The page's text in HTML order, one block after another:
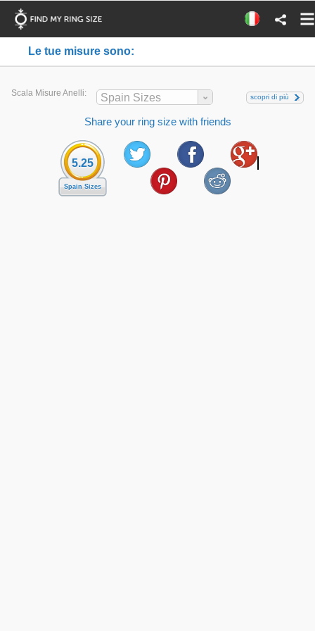
Le tue misure sono:
Scala Misure Anelli: Spain Sizes scopri di più
Share your ring size with friends
5.25
Spain Sizes